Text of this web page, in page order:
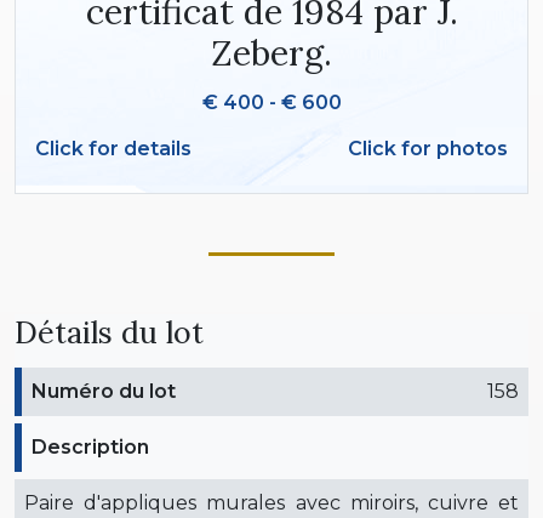
certificat de 1984 par J.
Zeberg.
€ 400 - € 600
Click for details
Click for photos
Détails du lot
Numéro du lot 158
Description
Paire d'appliques murales avec miroirs, cuivre et